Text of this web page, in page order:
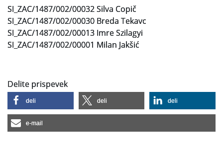
Arhivske škatle
Projekti
Slovenski elektronski arhiv
Virtualni.ZAC
Publikacije
SI_ZAC/1487/002/00032 Silva Copič
SI_ZAC/1487/002/00030 Breda Tekavc
SI_ZAC/1487/002/00013 Imre Szilagyi
SI_ZAC/1487/002/00001 Milan Jakšić
Delite prispevek
deli deli deli
e-mail